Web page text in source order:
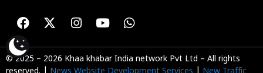
© 2025 – 2026 Khaa khabar India network Pvt Ltd – All rights